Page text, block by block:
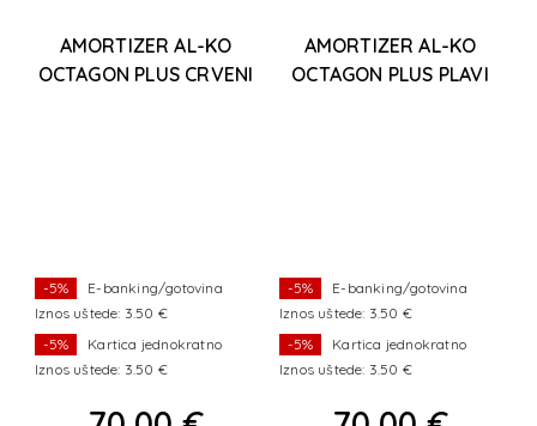
AMORTIZER AL-KO
OCTAGON PLUS CRVENI
-5%
E-banking/gotovina
Iznos uštede: 3.50 €
-5%
Kartica jednokratno
Iznos uštede: 3.50 €
AMORTIZER AL-KO
OCTAGON PLUS PLAVI
-5%
E-banking/gotovina
Iznos uštede: 3.50 €
-5%
Kartica jednokratno
Iznos uštede: 3.50 €